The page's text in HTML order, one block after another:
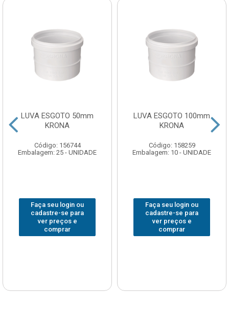
LUVA ESGOTO 50mm
KRONA
Código: 156744
Embalagem: 25 - UNIDADE
Faça seu login ou
cadastre-se para
ver preços e
comprar
LUVA ESGOTO 100mm
KRONA
Código: 158259
Embalagem: 10 - UNIDADE
Faça seu login ou
cadastre-se para
ver preços e
comprar